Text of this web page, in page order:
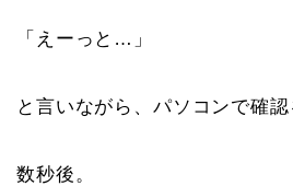
「えーっと…」
と言いながら、パソコンで確認
数秒後。